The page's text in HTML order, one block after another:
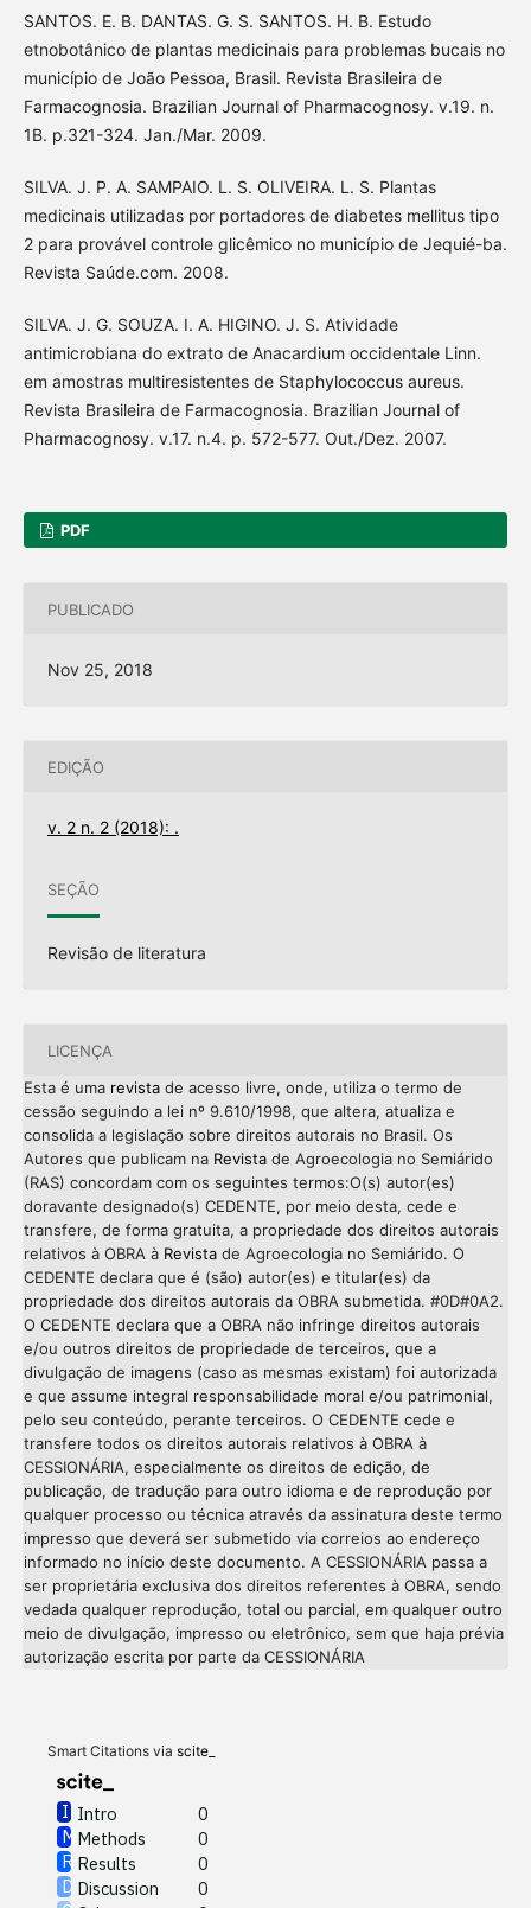
SANTOS. E. B. DANTAS. G. S. SANTOS. H. B. Estudo
etnobotânico de plantas medicinais para problemas bucais no
município de João Pessoa, Brasil. Revista Brasileira de
Farmacognosia. Brazilian Journal of Pharmacognosy. v.19. n.
1B. p.321-324. Jan./Mar. 2009.
SILVA. J. P. A. SAMPAIO. L. S. OLIVEIRA. L. S. Plantas
medicinais utilizadas por portadores de diabetes mellitus tipo
2 para provável controle glicêmico no município de Jequié-ba.
Revista Saúde.com. 2008.
SILVA. J. G. SOUZA. I. A. HIGINO. J. S. Atividade
antimicrobiana do extrato de Anacardium occidentale Linn.
em amostras multiresistentes de Staphylococcus aureus.
Revista Brasileira de Farmacognosia. Brazilian Journal of
Pharmacognosy. v.17. n.4. p. 572-577. Out./Dez. 2007.
PDF
PUBLICADO
Nov 25, 2018
EDIÇÃO
v. 2 n. 2 (2018): .
SEÇÃO
Revisão de literatura
LICENÇA
Esta é uma revistade acesso livre, onde, utiliza o termo de
cessão seguindo a lei nº 9.610/1998, que altera, atualiza e
consolida a legislação sobre direitos autorais no Brasil. Os
Autores que publicam na Revistade Agroecologia no Semiárido
(RAS) concordam com os seguintes termos:O(s) autor(es)
doravante designado(s) CEDENTE, por meio desta, cede e
transfere, de forma gratuita, a propriedade dos direitos autorais
relativos à OBRA à Revistade Agroecologia no Semiárido. O
CEDENTE declara que é (são) autor(es) e titular(es) da
propriedade dos direitos autorais da OBRA submetida. #0D#0A2.
O CEDENTE declara que a OBRA não infringe direitos autorais
e/ou outros direitos de propriedade de terceiros, que a
divulgação de imagens (caso as mesmas existam) foi autorizada
e que assume integral responsabilidade moral e/ou patrimonial,
pelo seu conteúdo, perante terceiros. O CEDENTE cede e
transfere todos os direitos autorais relativos à OBRA à
CESSIONÁRIA, especialmente os direitos de edição, de
publicação, de tradução para outro idioma e de reprodução por
qualquer processo ou técnica através da assinatura deste termo
impresso que deverá ser submetido via correios ao endereço
informado no início deste documento. A CESSIONÁRIA passa a
ser proprietária exclusiva dos direitos referentes à OBRA, sendo
vedada qualquer reprodução, total ou parcial, em qualquer outro
meio de divulgação, impresso ou eletrônico, sem que haja prévia
autorização escrita por parte da CESSIONÁRIA
Smart Citations via scite_
Intro
0
Methods
0
Results
0
Discussion
0
Intro